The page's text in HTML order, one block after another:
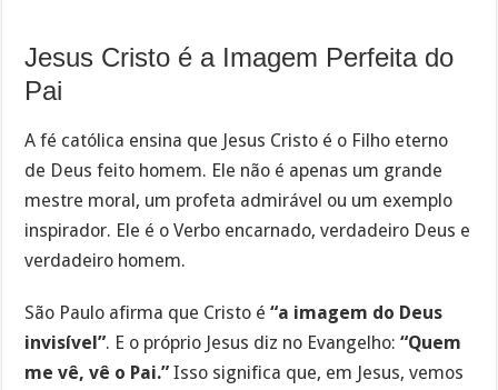
Jesus Cristo é a Imagem Perfeita do
Pai
A fé católica ensina que Jesus Cristo é o Filho eterno
de Deus feito homem. Ele não é apenas um grande
mestre moral, um profeta admirável ou um exemplo
inspirador. Ele é o Verbo encarnado, verdadeiro Deus e
verdadeiro homem.
São Paulo afirma que Cristo é“a imagem do Deus
invisível”. E o próprio Jesus diz no Evangelho:“Quem
me vê, vê o Pai.” Isso significa que, em Jesus, vemos